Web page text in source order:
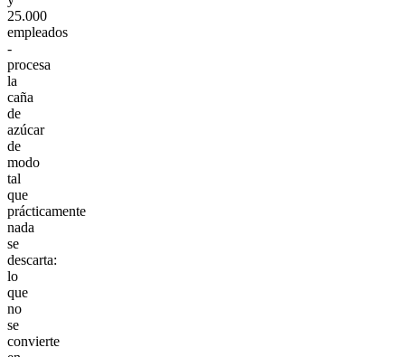
25.000
empleados
-
procesa
la
caña
de
azúcar
de
modo
tal
que
prácticamente
nada
se
descarta:
lo
que
no
se
convierte